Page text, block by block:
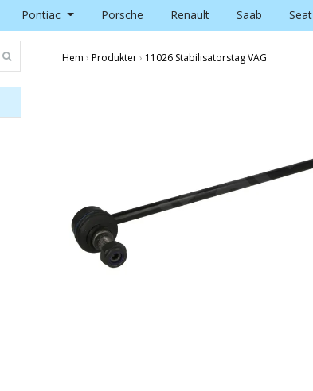
Pontiac Porsche Renault Saab Seat
Hem › Produkter› 11026 Stabilisatorstag VAG